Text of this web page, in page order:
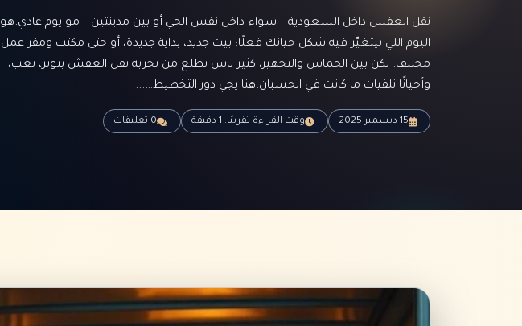
نقل العفش داخل السعودية – سواء داخل نفس الحي أو بين مدينتين – مو يوم عادي.هو
اليوم اللي بيتغيّر فيه شكل حياتك فعلًا: بيت جديد، بداية جديدة، أو حتى مكتب ومقر عمل
مختلف. لكن بين الحماس والتجهيز، كثير ناس تطلع من تجربة نقل العفش بتوتر، تعب،
وأحيانًا تلفيات ما كانت في الحسبان.هنا يجي دور التخطيط…...
15 ديسمبر 2025 وقت القراءة تقريبًا: 1 دقيقة 0 تعليقات